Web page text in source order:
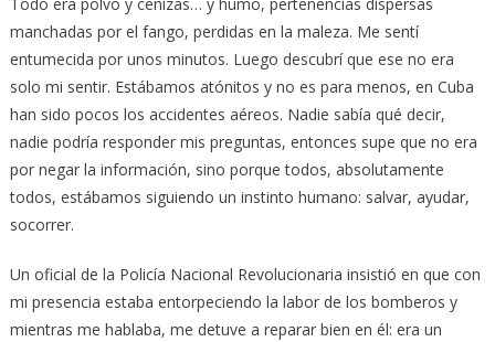
manchadas por el fango, perdidas en la maleza. Me sentí
entumecida por unos minutos. Luego descubrí que ese no era
solo mi sentir. Estábamos atónitos y no es para menos, en Cuba
han sido pocos los accidentes aéreos. Nadie sabía qué decir,
nadie podría responder mis preguntas, entonces supe que no era
por negar la información, sino porque todos, absolutamente
todos, estábamos siguiendo un instinto humano: salvar, ayudar,
socorrer.
Un oficial de la Policía Nacional Revolucionaria insistió en que con
mi presencia estaba entorpeciendo la labor de los bomberos y
mientras me hablaba, me detuve a reparar bien en él: era un